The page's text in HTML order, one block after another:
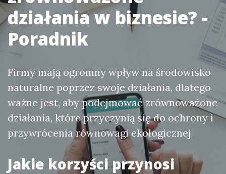
działania w biznesie? -
Poradnik
Firmy mają ogromny wpływ na środowisko
naturalne poprzez swoje działania, dlatego
ważne jest, aby podejmować zrównoważone
działania, które przyczynią się do ochrony i
przywrócenia równowagi ekologicznej
Jakie korzyści przynosi